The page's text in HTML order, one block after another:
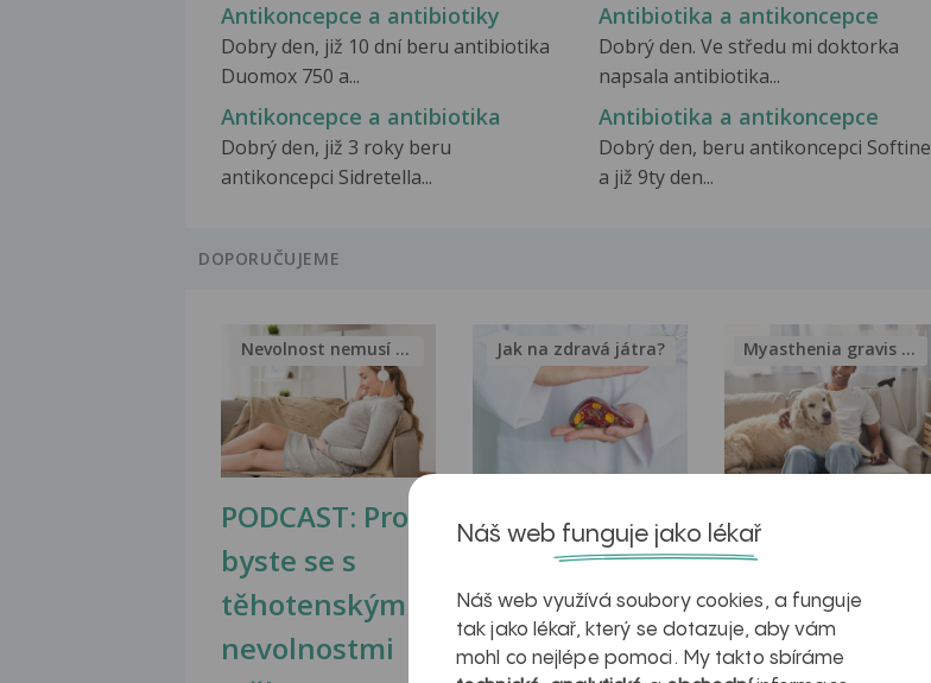
Antikoncepce a antibiotiky
Dobry den, již 10 dní beru antibiotika
Duomox 750 a...
Antibiotika a antikoncepce
Dobrý den. Ve středu mi doktorka
napsala antibiotika...
Antikoncepce a antibiotika
Dobrý den, již 3 roky beru
antikoncepci Sidretella...
Antibiotika a antikoncepce
Dobrý den, beru antikoncepci Softine
a již 9ty den...
DOPORUČUJEME
PODCAST: Proč
byste se s
těhotenskými
nevolnostmi
Nevolnost nemusí být nutnou...
Ztukovatění
jater v datech a
obrazech
Jak na zdravá játra?
Inovativní
léčba
myastenie –
naděje pro ty,
Myasthenia gravis – vše, co...
Náš web funguje jako lékař
Náš web využívá soubory cookies, a funguje
tak jako lékař, který se dotazuje, aby vám
mohl co nejlépe pomoci. My takto sbíráme